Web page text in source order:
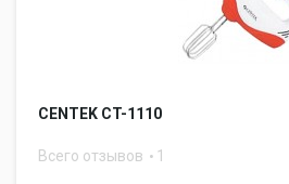
CENTEK CT-1110
Всего отзывов 1